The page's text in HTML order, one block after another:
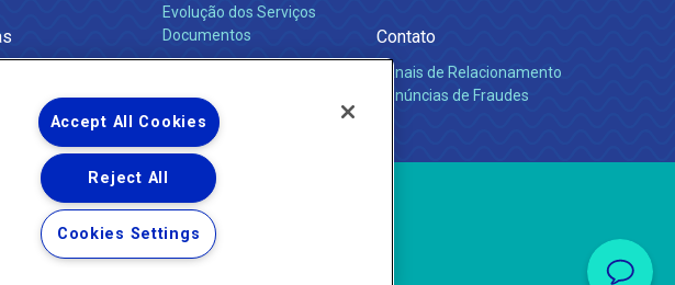
Evolução dos Serviços
Documentos
Contato
Canais de Relacionamento
Denúncias de Fraudes
os Direitos Reservados.
Accept All Cookies
Reject All
Cookies Settings